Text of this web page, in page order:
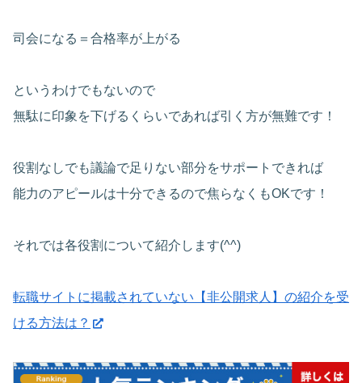
司会になる＝合格率が上がる
というわけでもないので
無駄に印象を下げるくらいであれば引く方が無難です！
役割なしでも議論で足りない部分をサポートできれば
能力のアピールは十分できるので焦らなくもOKです！
それでは各役割について紹介します(^^)
転職サイトに掲載されていない【非公開求人】の紹介を受
ける方法は？